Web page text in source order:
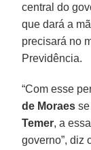
central do
que dará a
precisará no
Previdência.
“Com esse
de Moraes
Temer, a
governo”, diz